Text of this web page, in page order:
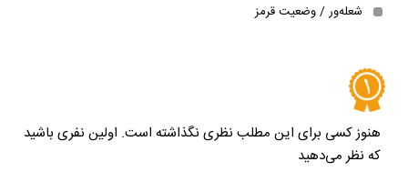
شعله‌ور / وضعیت قرمز
هنوز کسی برای این مطلب نظری نگذاشته است. اولین نفری باشید
که نظر می‌دهید